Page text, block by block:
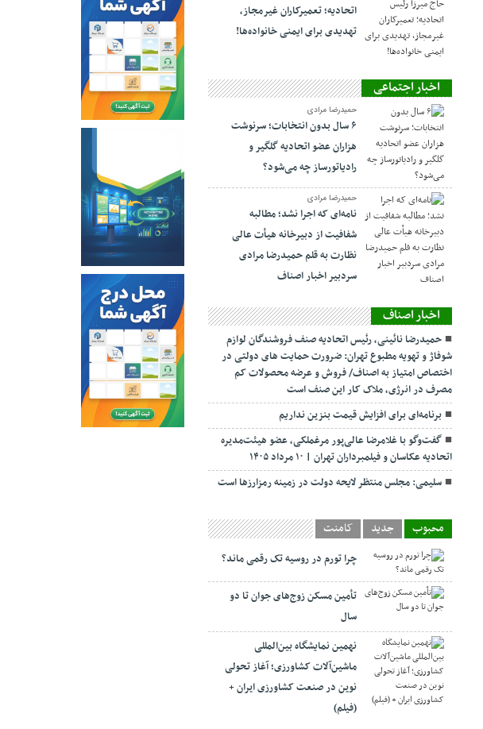
اتحادیه؛ تعمیرکاران غیرمجاز،
تهدیدی برای ایمنی خانواده‌ها!
اخبار اجتماعی
حمیدرضا مرادی
۶ سال بدون انتخابات؛ سرنوشت
هزاران عضو اتحادیه گلگیر و
رادیاتورساز چه می‌شود؟
حمیدرضا مرادی
نامه‌ای که اجرا نشد؛ مطالبه
شفافیت از دبیرخانه هیأت عالی
نظارت به قلم حمیدرضا مرادی
سردبیر اخبار اصناف
اخبار اصناف
حمیدرضا نائینی، رئیس اتحادیه صنف فروشندگان لوازم
شوفاژ و تهویه مطبوع تهران: ضرورت حمایت های دولتی در
اختصاص امتیاز به اصناف/ فروش و عرضه محصولات کم
مصرف در انرژی، ملاک کار این صنف است
برنامه‌ای برای افزایش قیمت بنزین نداریم
گفت‌وگو با غلامرضا عالی‌پور مرغملکی، عضو هیئت‌مدیره
اتحادیه عکاسان و فیلمبرداران تهران | ۱۰ مرداد ۱۴۰۵
سلیمی: مجلس منتظر لایحه دولت در زمینه رمزارزها است
محبوب جدید کامنت
چرا تورم در روسیه تک رقمی ماند؟
تأمین مسکن زوج‌های جوان تا دو
سال
نهمین نمایشگاه بین‌المللی
ماشین‌آلات کشاورزی؛ آغاز تحولی
نوین در صنعت کشاورزی ایران +
(فیلم)